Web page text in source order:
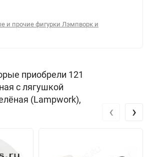
и прочие фигурки Лэмпворк и
приобрели 121
с лягушкой
(Lampwork),
‹ ›